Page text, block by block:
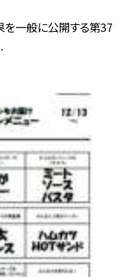
一般に公開する第37